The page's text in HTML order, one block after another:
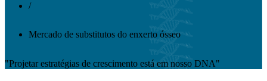
/
Mercado de substitutos do enxerto ósseo
"Projetar estratégias de crescimento está em nosso DNA"